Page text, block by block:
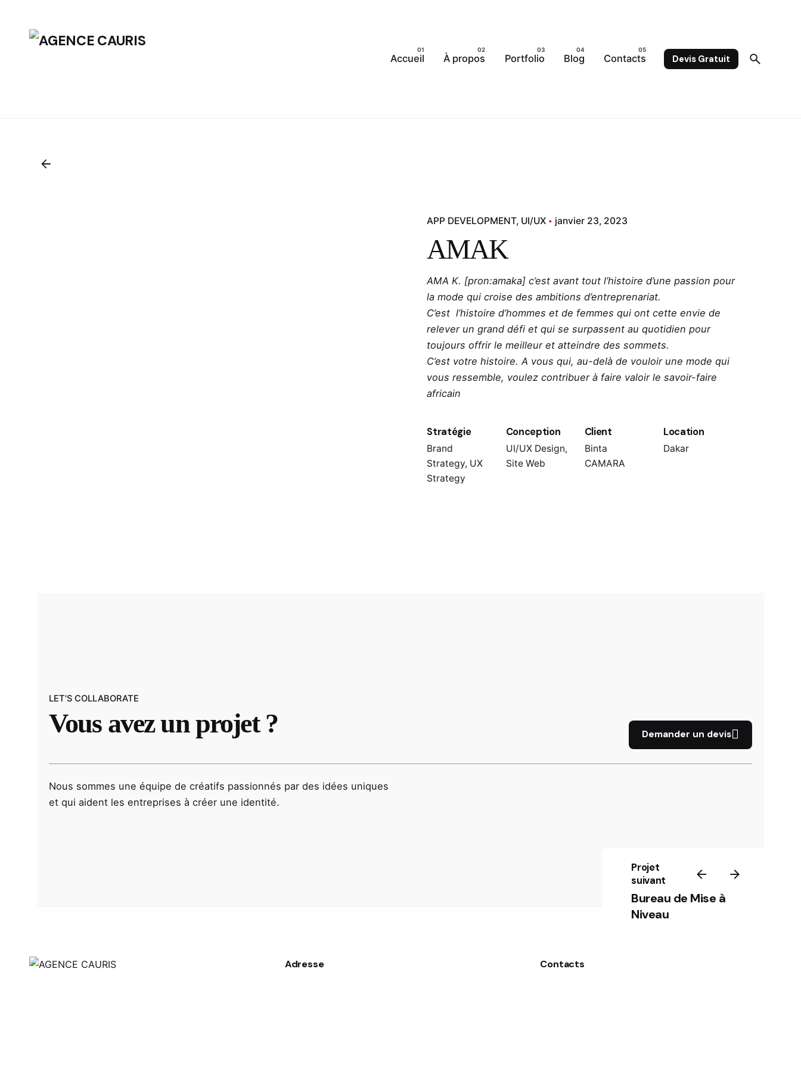
Accueil À propos Portfolio Blog Contacts Devis Gratuit
APP DEVELOPMENT UI/UX janvier 23, 2023
AMAK
AMA K. [pron:amaka] c’est avant tout l’histoire d’une passion pour
la mode qui croise des ambitions d’entreprenariat.
C’est l’histoire d’hommes et de femmes qui ont cette envie de
relever un grand défi et qui se surpassent au quotidien pour
toujours offrir le meilleur et atteindre des sommets.
C’est votre histoire. A vous qui, au-delà de vouloir une mode qui
vous ressemble, voulez contribuer à faire valoir le savoir-faire
africain
Stratégie
Brand
Strategy, UX
Strategy
Conception
UI/UX Design,
Site Web
Client
Binta
CAMARA
Location
Dakar
LET'S COLLABORATE
Vous avez unprojet ? Demander un devis
Nous sommes une équipe de créatifs passionnés par des idées uniques
et qui aident les entreprises à créer une identité.
Projet
suivant
Bureau de Mise à
Niveau
Adresse Contacts